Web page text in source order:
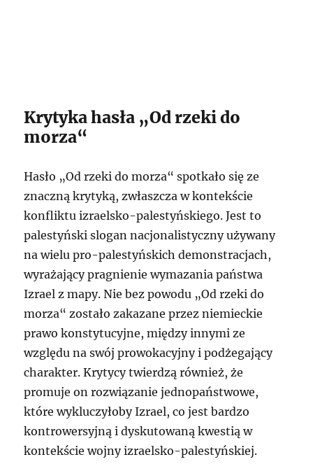
Krytyka hasła „Od rzeki do
morza“
Hasło „Od rzeki do morza“ spotkało się ze
znaczną krytyką, zwłaszcza w kontekście
konfliktu izraelsko-palestyńskiego. Jest to
palestyński slogan nacjonalistyczny używany
na wielu pro-palestyńskich demonstracjach,
wyrażający pragnienie wymazania państwa
Izrael z mapy. Nie bez powodu „Od rzeki do
morza“ zostało zakazane przez niemieckie
prawo konstytucyjne, między innymi ze
względu na swój prowokacyjny i podżegający
charakter. Krytycy twierdzą również, że
promuje on rozwiązanie jednopaństwowe,
które wykluczyłoby Izrael, co jest bardzo
kontrowersyjną i dyskutowaną kwestią w
kontekście wojny izraelsko-palestyńskiej.